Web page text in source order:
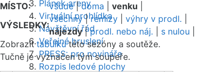
Plánek areny
Virtuální prohlídka
Návštěvní řád
Veřejné bruslení
PRESS: pro novináře
Rozpis ledové plochy
MÍSTO:
všude|doma venku
VÝSLEDKY:
všechny|remízy výhry v prodl.
nájezdy|prodl. nebo náj. s nulou
Zobrazittabulkutéto sezóny a soutěže.
Tučně je vyznačen tým soupeře.